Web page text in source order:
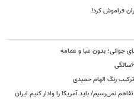
فراموش کرد!
جوانی؛ بدون عبا و عمامه
رنگ الهام حمیدی
نمی‌رسیم/ باید آمریکا را وادار کنیم ایران